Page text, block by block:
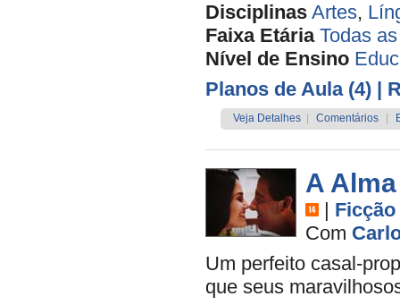
Disciplinas Artes,
Faixa Etária Todas
Nível de Ensino
Planos de Aula (4) |
Veja Detalhes Comentários
A
| Ficção
Com
Um perfeito casal-
que seus